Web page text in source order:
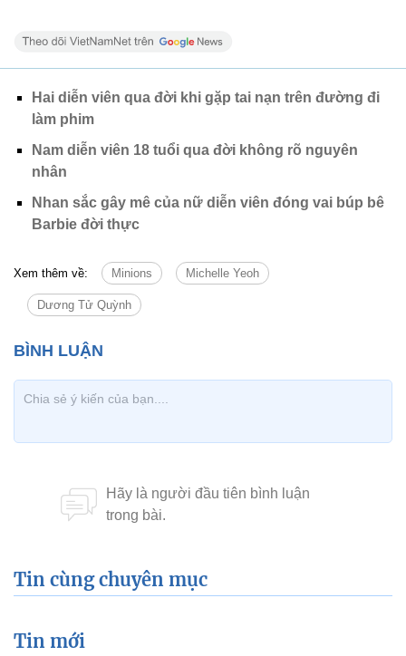
Hai diễn viên qua đời khi gặp tai nạn trên đường đi
làm phim
Nam diễn viên 18 tuổi qua đời không rõ nguyên
nhân
Nhan sắc gây mê của nữ diễn viên đóng vai búp bê
Barbie đời thực
Xem thêm về: Minions Michelle Yeoh
Dương Tử Quỳnh
Tin cùng chuyên mục
Tin mới